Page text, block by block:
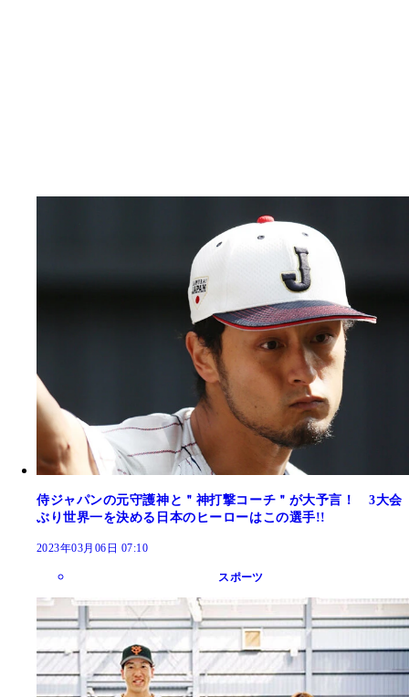
侍ジャパンの元守護神と＂神打撃コーチ＂が大予言！ 3大会
ぶり世界一を決める日本のヒーローはこの選手!!
2023年03月06日 07:10
スポーツ